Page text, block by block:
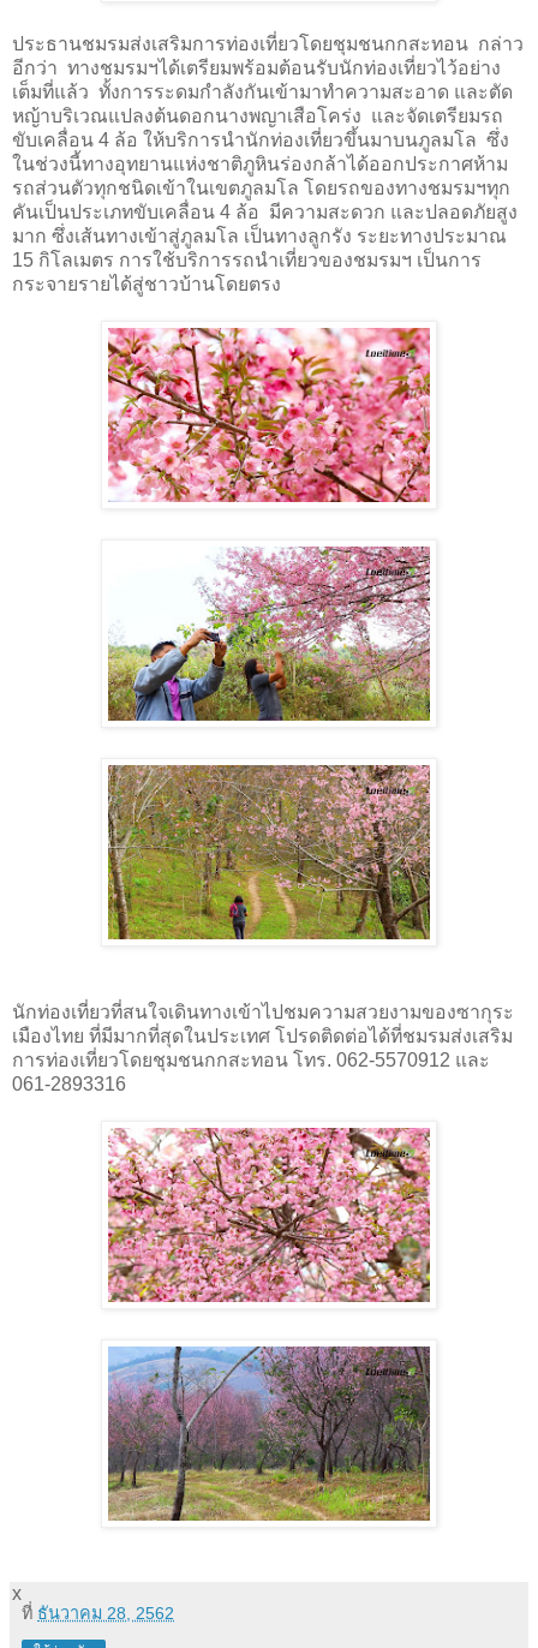
ประธานชมรมส่งเสริมการท่องเที่ยวโดยชุมชนกกสะทอน กล่าว
อีกว่า ทางชมรมฯได้เตรียมพร้อมต้อนรับนักท่องเที่ยวไว้อย่าง
เต็มที่แล้ว ทั้งการระดมกำลังกันเข้ามาทำความสะอาด และตัด
หญ้าบริเวณแปลงต้นดอกนางพญาเสือโคร่ง และจัดเตรียมรถ
ขับเคลื่อน 4 ล้อ ให้บริการนำนักท่องเที่ยวขึ้นมาบนภูลมโล ซึ่ง
ในช่วงนี้ทางอุทยานแห่งชาติภูหินร่องกล้าได้ออกประกาศห้าม
รถส่วนตัวทุกชนิดเข้าในเขตภูลมโล โดยรถของทางชมรมฯทุก
คันเป็นประเภทขับเคลื่อน 4 ล้อ มีความสะดวก และปลอดภัยสูง
มาก ซึ่งเส้นทางเข้าสู่ภูลมโล เป็นทางลูกรัง ระยะทางประมาณ
15 กิโลเมตร การใช้บริการรถนำเที่ยวของชมรมฯ เป็นการ
กระจายรายได้สู่ชาวบ้านโดยตรง
นักท่องเที่ยวที่สนใจเดินทางเข้าไปชมความสวยงามของซากุระ
เมืองไทย ที่มีมากที่สุดในประเทศ โปรดติดต่อได้ที่ชมรมส่งเสริม
การท่องเที่ยวโดยชุมชนกกสะทอน โทร. 062-5570912 และ
061-2893316
x
ที่ ธันวาคม 28, 2562